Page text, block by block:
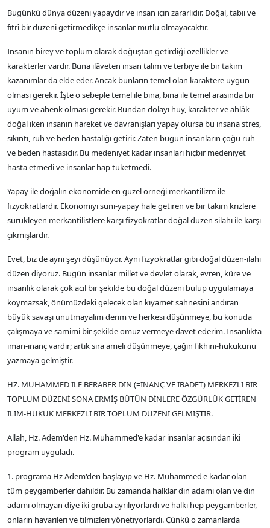
Bugünkü dünya düzeni yapaydır ve insan için zararlıdır. Doğal, tabii ve
fıtrî bir düzeni getirmedikçe insanlar mutlu olmayacaktır.
İnsanın birey ve toplum olarak doğuştan getirdiği özellikler ve
karakterler vardır. Buna ilâveten insan talim ve terbiye ile bir takım
kazanımlar da elde eder. Ancak bunların temel olan karaktere uygun
olması gerekir. İşte o sebeple temel ile bina, bina ile temel arasında bir
uyum ve ahenk olması gerekir. Bundan dolayı huy, karakter ve ahlâk
doğal iken insanın hareket ve davranışları yapay olursa bu insana stres,
sıkıntı, ruh ve beden hastalığı getirir. Zaten bugün insanların çoğu ruh
ve beden hastasıdır. Bu medeniyet kadar insanları hiçbir medeniyet
hasta etmedi ve insanlar hap tüketmedi.
Yapay ile doğalın ekonomide en güzel örneği merkantilizm ile
fizyokratlardır. Ekonomiyi suni-yapay hale getiren ve bir takım krizlere
sürükleyen merkantilistlere karşı fizyokratlar doğal düzen silahı ile karşı
çıkmışlardır.
Evet, biz de aynı şeyi düşünüyor. Aynı fizyokratlar gibi doğal düzen-ilahi
düzen diyoruz. Bugün insanlar millet ve devlet olarak, evren, küre ve
insanlık olarak çok acil bir şekilde bu doğal düzeni bulup uygulamaya
koymazsak, önümüzdeki gelecek olan kıyamet sahnesini andıran
büyük savaşı unutmayalım derim ve herkesi düşünmeye, bu konuda
çalışmaya ve samimi bir şekilde omuz vermeye davet ederim. İnsanlıkta
iman-inanç vardır; artık sıra ameli düşünmeye, çağın fıkhını-hukukunu
yazmaya gelmiştir.
HZ. MUHAMMED İLE BERABER DİN (=İNANÇ VE İBADET) MERKEZLİ BİR
TOPLUM DÜZENİ SONA ERMİŞ BÜTÜN DİNLERE ÖZGÜRLÜK GETİREN
İLİM-HUKUK MERKEZLİ BİR TOPLUM DÜZENİ GELMİŞTİR.
Allah, Hz. Adem'den Hz. Muhammed'e kadar insanlar açısından iki
program uyguladı.
1. programa Hz Adem'den başlayıp ve Hz. Muhammed'e kadar olan
tüm peygamberler dahildir. Bu zamanda halklar din adamı olan ve din
adamı olmayan diye iki gruba ayrılıyorlardı ve halkı hep peygamberler,
onların havarileri ve tilmizleri yönetiyorlardı. Çünkü o zamanlarda